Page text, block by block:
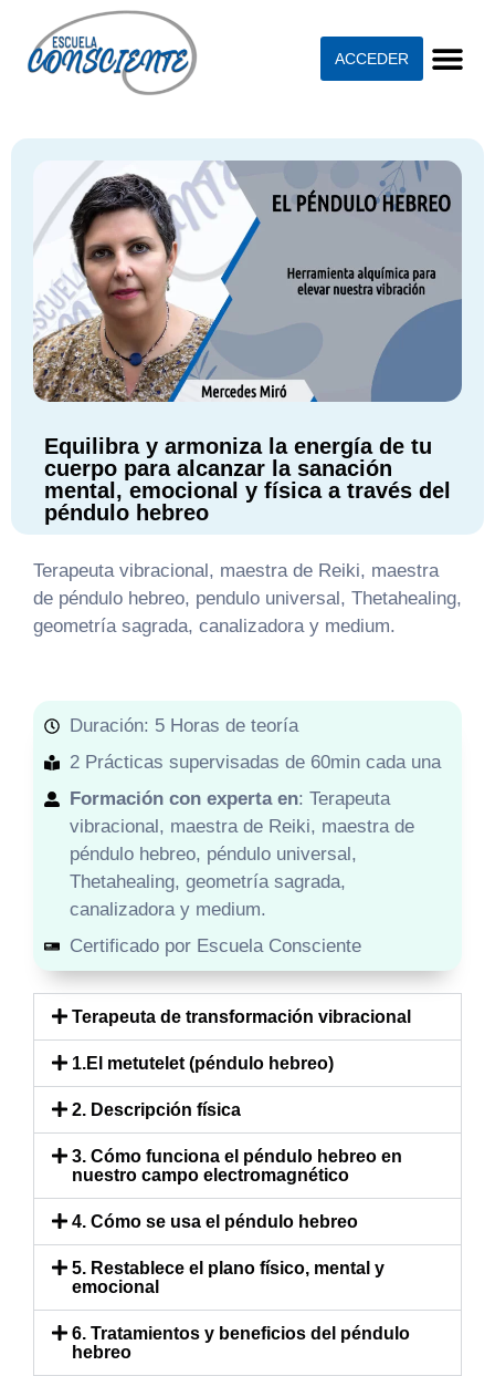
ACCEDER
Equilibra y armoniza la energía de tu
cuerpo para alcanzar la sanación
mental, emocional y física a través del
péndulo hebreo
Terapeuta vibracional, maestra de Reiki, maestra
de péndulo hebreo, pendulo universal, Thetahealing,
geometría sagrada, canalizadora y medium.
Duración: 5 Horas de teoría
2 Prácticas supervisadas de 60min cada una
Formación con experta en: Terapeuta
vibracional, maestra de Reiki, maestra de
péndulo hebreo, péndulo universal,
Thetahealing, geometría sagrada,
canalizadora y medium.
Certificado por Escuela Consciente
Terapeuta de transformación vibracional​
1.El metutelet (péndulo hebreo)​
2. Descripción física
3. Cómo funciona el péndulo hebreo en
nuestro campo electromagnético
4. Cómo se usa el péndulo hebreo
5. Restablece el plano físico, mental y
emocional
6. Tratamientos y beneficios del péndulo
hebreo